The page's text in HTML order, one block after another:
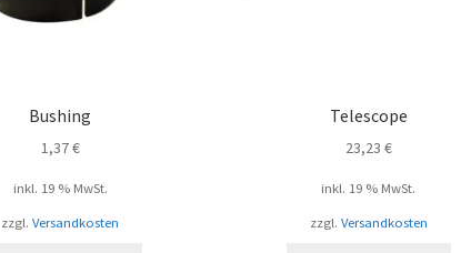
Bushing
1,37€
inkl. 19 % MwSt.
zzgl.Versandkosten
Telescope
23,23 €
inkl. 19 % MwSt.
zzgl. Versandkosten